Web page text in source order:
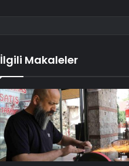
İlgili Makaleler